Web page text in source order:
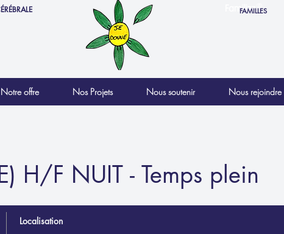
FAMILLES
Notre offre Nos Projets Nous soutenir Nous rejoindre
H/F NUIT - Temps plein
Localisation